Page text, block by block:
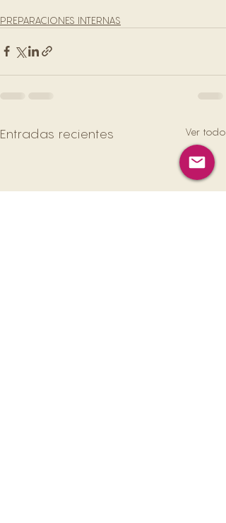
PREPARACIONES INTERNAS
Entradas recientes Ver todo